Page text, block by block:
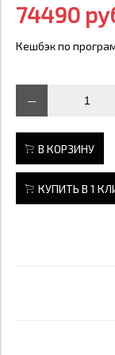
74490
Кешбэк по
В КОРЗИНУ
КУПИТЬ В 1